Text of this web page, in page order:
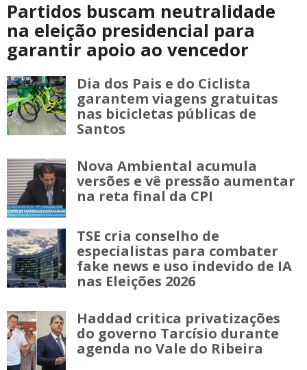
Partidos buscam neutralidade
na eleição presidencial para
garantir apoio ao vencedor
Dia dos Pais e do Ciclista
garantem viagens gratuitas
nas bicicletas públicas de
Santos
Nova Ambiental acumula
versões e vê pressão aumentar
na reta final da CPI
TSE cria conselho de
especialistas para combater
fake news e uso indevido de IA
nas Eleições 2026
Haddad critica privatizações
do governo Tarcísio durante
agenda no Vale do Ribeira